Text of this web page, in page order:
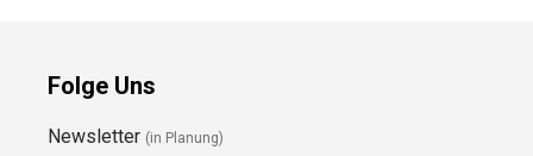
Folge Uns
Newsletter (in Planung)